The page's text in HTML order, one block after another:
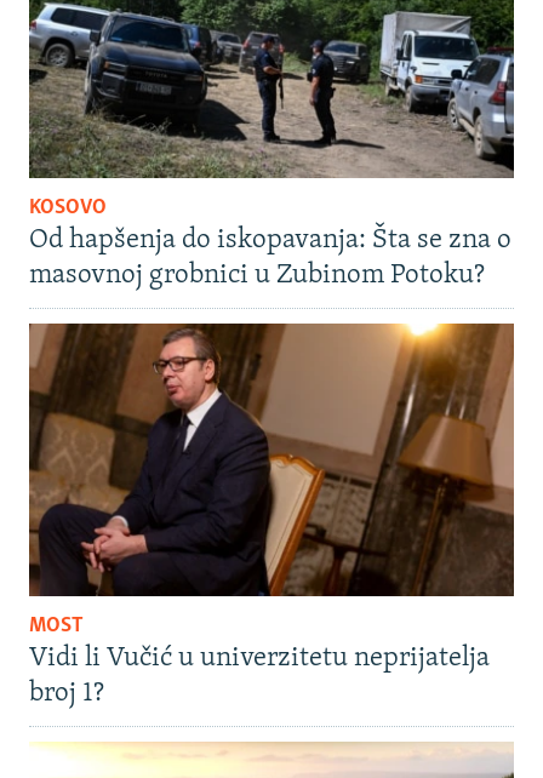
KOSOVO
Od hapšenja do iskopavanja: Šta se zna o
masovnoj grobnici u Zubinom Potoku?
MOST
Vidi li Vučić u univerzitetu neprijatelja
broj 1?